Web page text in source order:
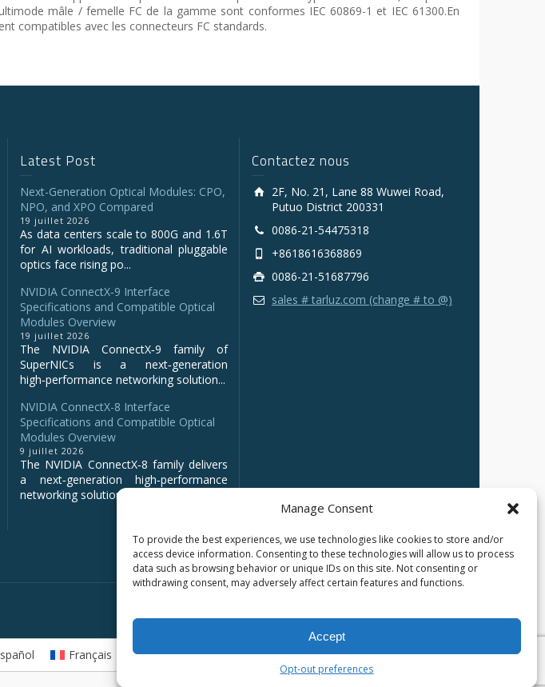
Manage Consent
To provide the best experiences, we use technologies like cookies to store and/or
access device information. Consenting to these technologies will allow us to process
data such as browsing behavior or unique IDs on this site. Not consenting or
withdrawing consent, may adversely affect certain features and functions.
Accept
Opt-out preferences
mâle / femelle FC de la gamme sont conformes IEC 60869-1 et IEC 61300.En
compatibles avec les connecteurs FC standards.
Latest Post
Next-Generation Optical Modules: CPO,
NPO, and XPO Compared
19 juillet 2026
As data centers scale to 800G and 1.6T
for AI workloads, traditional pluggable
optics face rising po...
NVIDIA ConnectX‑9 Interface
Specifications and Compatible Optical
Modules Overview
19 juillet 2026
The NVIDIA ConnectX‑9 family of
SuperNICs is a next‑generation
high‑performance networking solution...
NVIDIA ConnectX-8 Interface
Specifications and Compatible Optical
Modules Overview
9 juillet 2026
The NVIDIA ConnectX‑8 family delivers
a next‑generation high‑performance
networking solution for clo...
Contactez nous
2F, No. 21, Lane 88 Wuwei Road,
Putuo District 200331
0086-21-54475318
+8618616368869
0086-21-51687796
sales # tarluz.com (change # to @)
Français